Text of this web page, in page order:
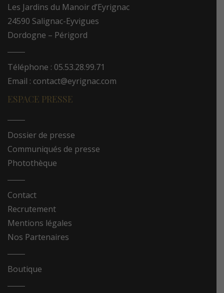
Les Jardins du Manoir d’Eyrignac
24590 Salignac-Eyvigues
Dordogne – Périgord
Téléphone : 05.53.28.99.71
Email : contact@eyrignac.com
ESPACE PRESSE
Dossier de presse
Communiqués de presse
Photothèque
Contact
Recrutement
Mentions légales
Nos Partenaires
Boutique